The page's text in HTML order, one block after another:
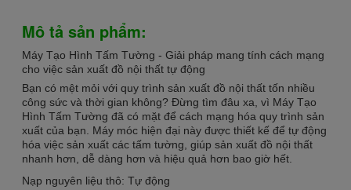
Mô tả sản phẩm:
Máy Tạo Hình Tấm Tường - Giải pháp mang tính cách mạng
cho việc sản xuất đồ nội thất tự động
Bạn có mệt mỏi với quy trình sản xuất đồ nội thất tốn nhiều
công sức và thời gian không? Đừng tìm đâu xa, vì Máy Tạo
Hình Tấm Tường đã có mặt để cách mạng hóa quy trình sản
xuất của bạn. Máy móc hiện đại này được thiết kế để tự động
hóa việc sản xuất các tấm tường, giúp sản xuất đồ nội thất
nhanh hơn, dễ dàng hơn và hiệu quả hơn bao giờ hết.
Nạp nguyên liệu thô: Tự động